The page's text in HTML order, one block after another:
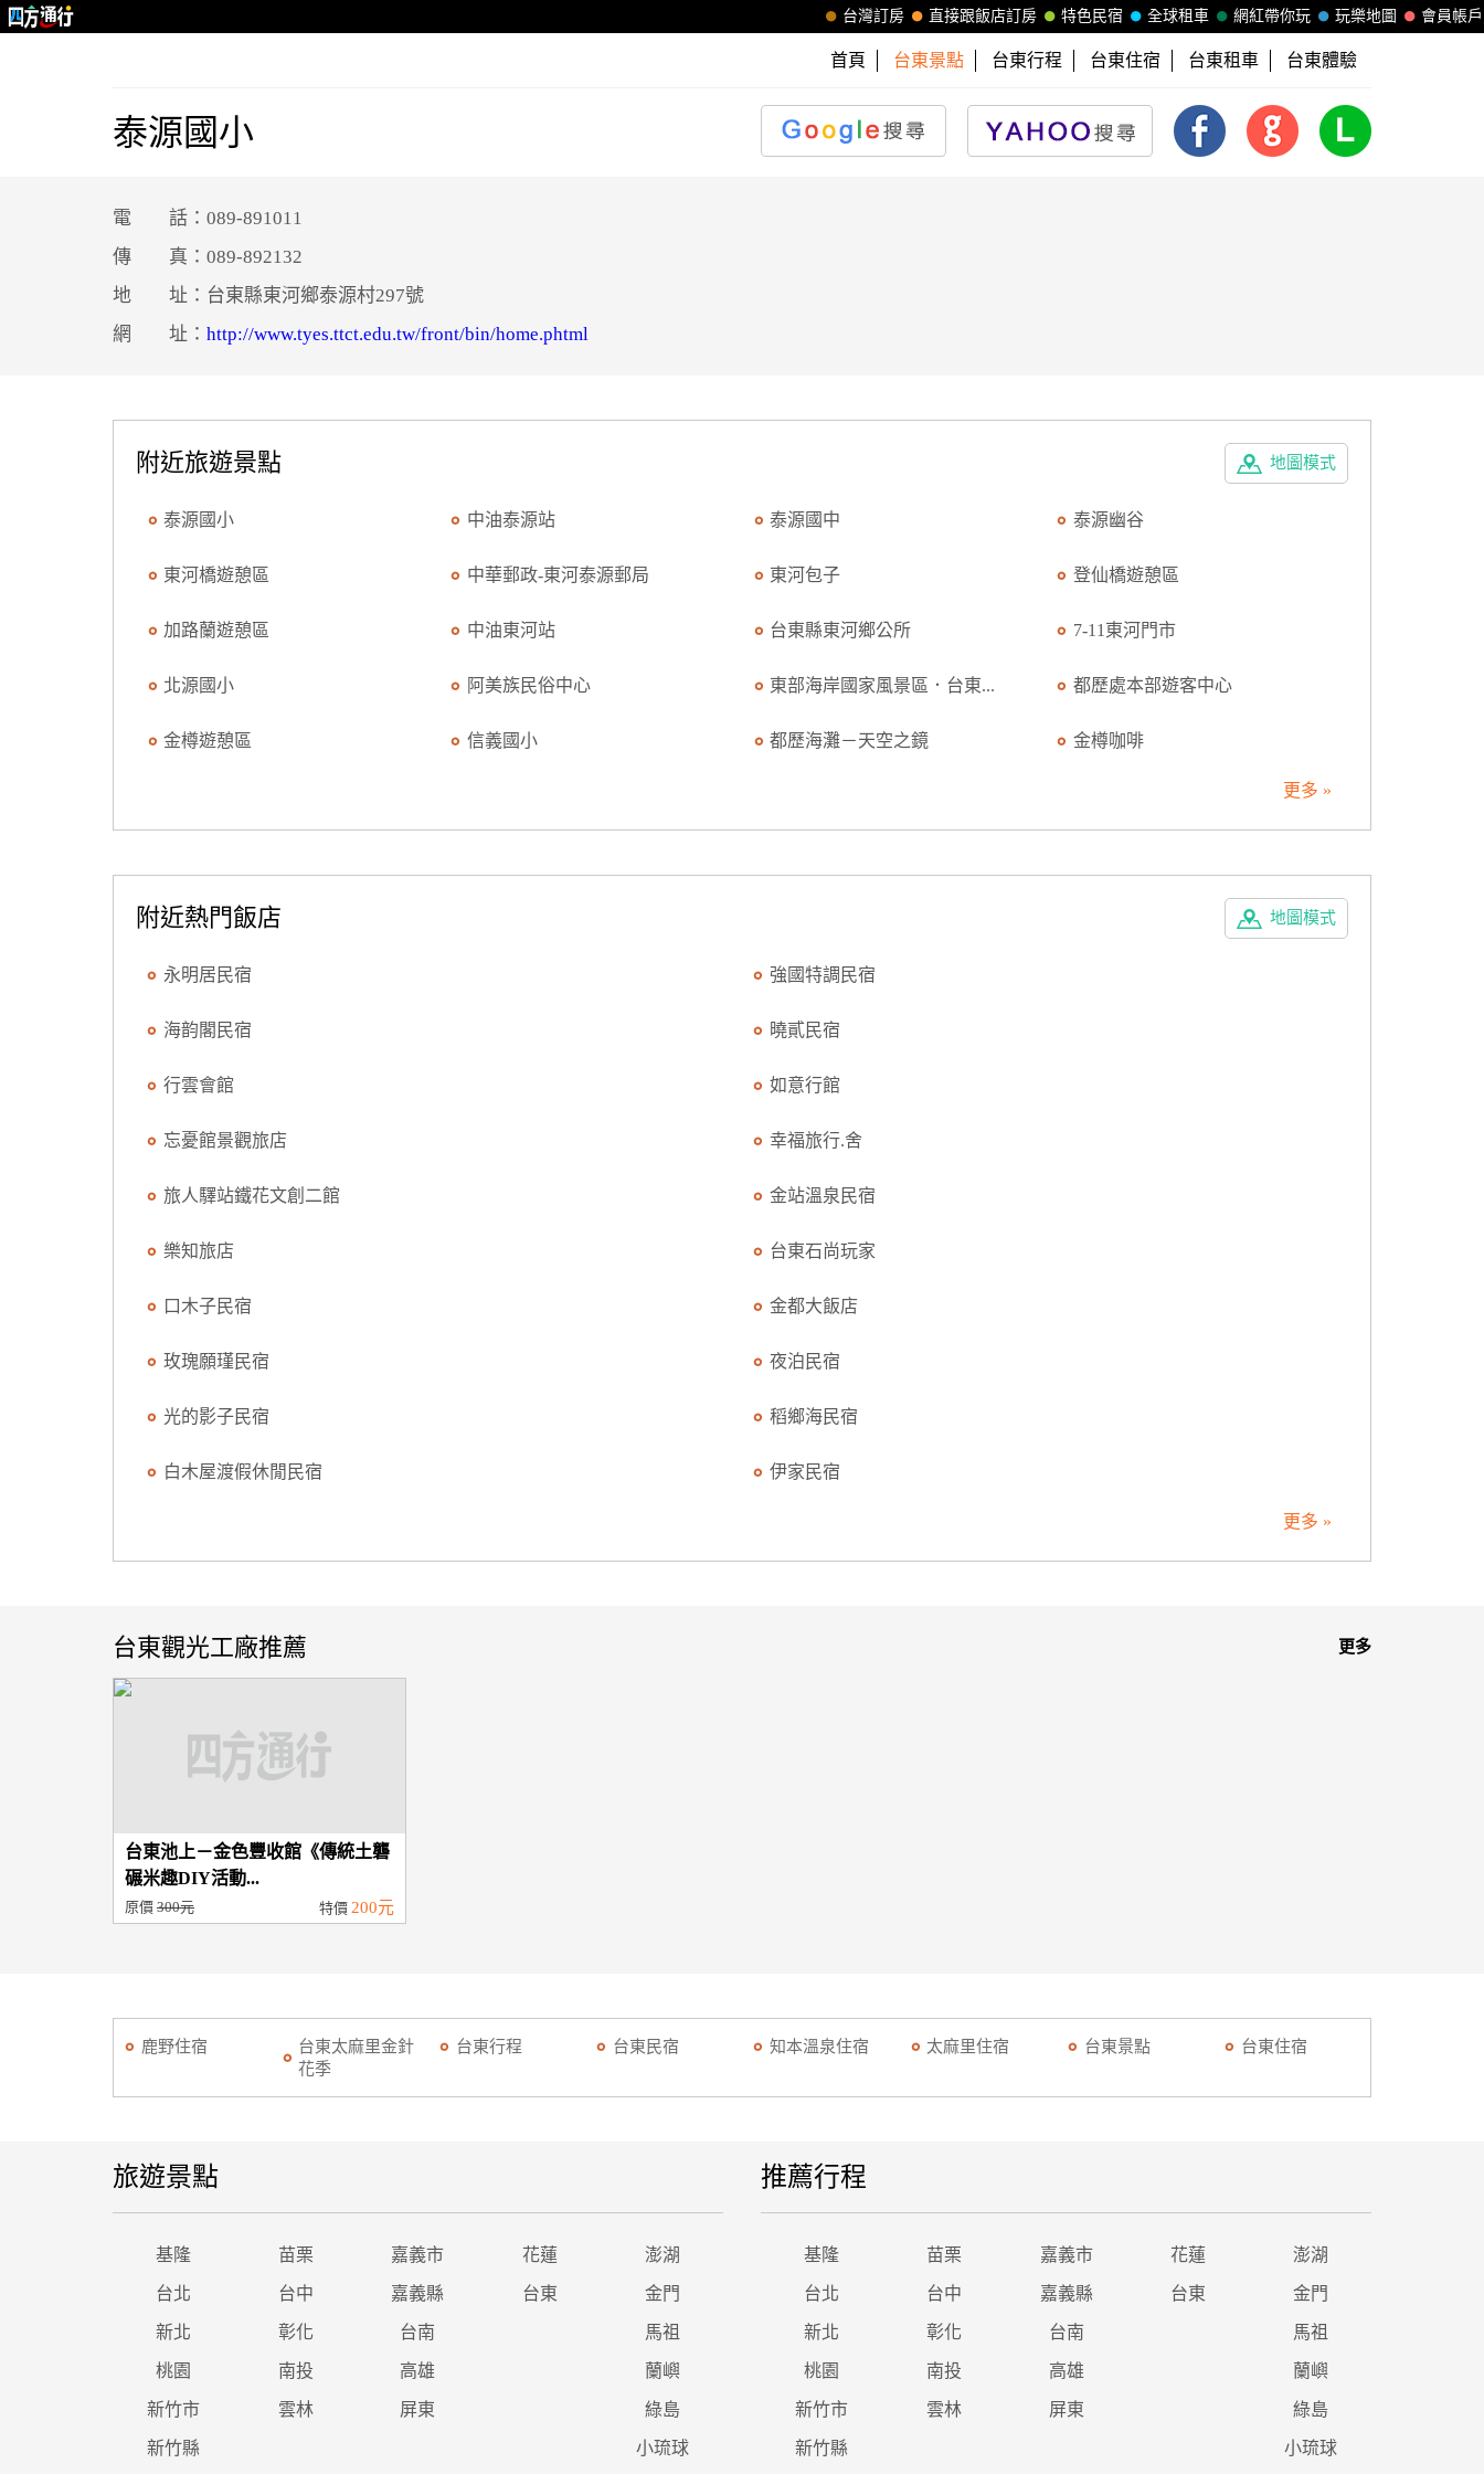
會員帳戶
玩樂地圖
網紅帶你玩
全球租車
特色民宿
直接跟飯店訂房
台灣訂房
首頁 台東景點 台東行程 台東住宿 台東租車 台東體驗
泰源國小
電 話：089-891011
傳 真：089-892132
地 址：台東縣東河鄉泰源村297號
網 址： http://www.tyes.ttct.edu.tw/front/bin/home.phtml
地圖模式
附近旅遊景點
泰源國小 中油泰源站 泰源國中 泰源幽谷
東河橋遊憩區 中華郵政-東河泰源郵局 東河包子 登仙橋遊憩區
加路蘭遊憩區 中油東河站 台東縣東河鄉公所 7-11東河門市
北源國小 阿美族民俗中心 東部海岸國家風景區．台東... 都歷處本部遊客中心
金樽遊憩區 信義國小 都歷海灘－天空之鏡 金樽咖啡
更多 »
地圖模式
附近熱門飯店
永明居民宿 強國特調民宿
海韵閣民宿 曉貳民宿
行雲會館 如意行館
忘憂館景觀旅店 幸福旅行.舍
旅人驛站鐵花文創二館 金站溫泉民宿
樂知旅店 台東石尚玩家
口木子民宿 金都大飯店
玫瑰願瑾民宿 夜泊民宿
光的影子民宿 稻鄉海民宿
白木屋渡假休閒民宿 伊家民宿
更多 »
更多
台東觀光工廠推薦
台東池上－金色豐收館《傳統土礱
碾米趣DIY活動...
原價 300元 特價 200元
鹿野住宿
台東太麻里金針
花季
台東行程 台東民宿 知本溫泉住宿 太麻里住宿 台東景點 台東住宿
旅遊景點
基隆 苗栗 嘉義市 花蓮 澎湖
台北 台中 嘉義縣 台東 金門
新北 彰化 台南 馬祖
桃園 南投 高雄 蘭嶼
新竹市 雲林 屏東 綠島
新竹縣 小琉球
推薦行程
基隆 苗栗 嘉義市 花蓮 澎湖
台北 台中 嘉義縣 台東 金門
新北 彰化 台南 馬祖
桃園 南投 高雄 蘭嶼
新竹市 雲林 屏東 綠島
新竹縣 小琉球